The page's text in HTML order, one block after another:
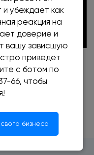
предупредили о
и просто
убеждает как
реакция на
доверие и
вашу зависшую
приведет
с ботом по
66, чтобы
бизнеса